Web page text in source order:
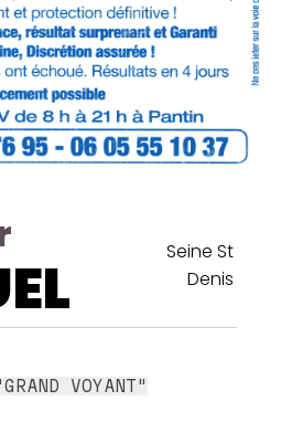
Seine St
Denis
VOYANT"